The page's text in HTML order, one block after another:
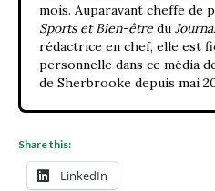
mois. Auparavant cheffe de
Sports et Bien-être du
rédactrice en chef, elle est
personnelle dans ce média
de Sherbrooke depuis mai
Share this:
LinkedIn